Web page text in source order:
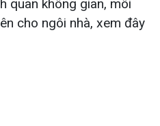
quan không gian, môi
cho ngôi nhà, xem đây